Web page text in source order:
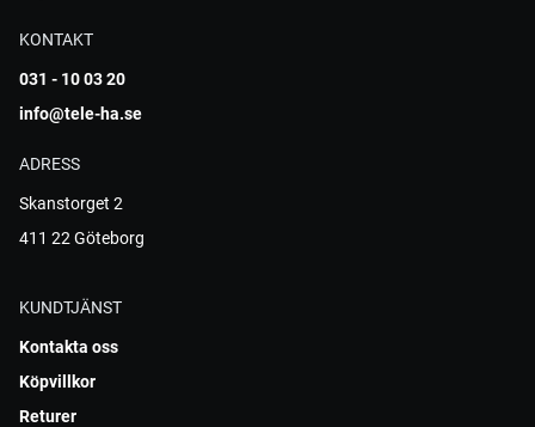
KONTAKT
031 - 10 03 20
info@tele-ha.se
ADRESS
Skanstorget 2
411 22 Göteborg
KUNDTJÄNST
Kontakta oss
Köpvillkor
Returer